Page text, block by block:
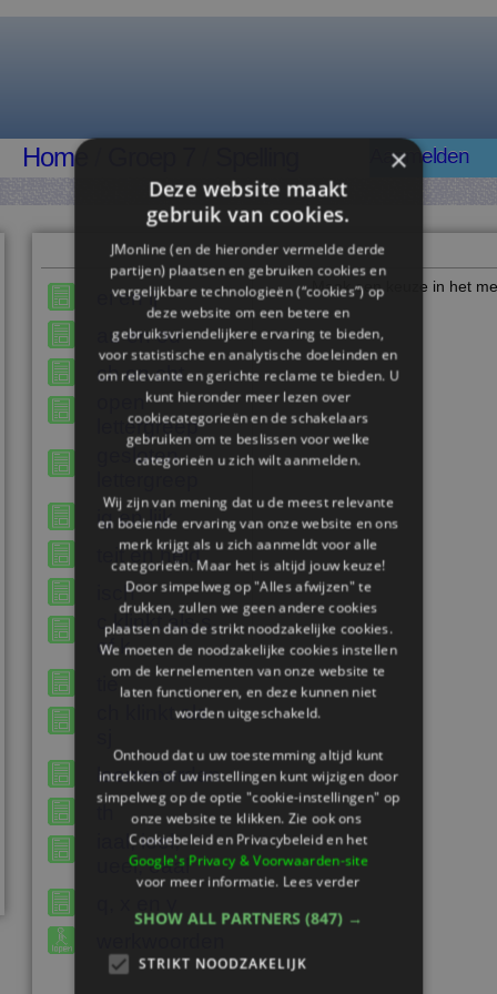
Home Aanmelden
ei en ij
au en ou
ch en cht
lettergreep
gesloten
ig en lijk
teit en heid
isch
c klinkt als s
of k
tie
ch klinkt als
leenwoorden
iaal, ieel,
ueel, eaal
Maak een keuze in het
×
Deze website maakt
gebruik van cookies.
JMonline (en de hieronder vermelde derde
partijen) plaatsen en gebruiken cookies en
vergelijkbare technologieën (“cookies”) op
deze website om een ​​betere en
gebruiksvriendelijkere ervaring te bieden,
voor statistische en analytische doeleinden en
om relevante en gerichte reclame te bieden. U
kunt hieronder meer lezen over
cookiecategorieën en de schakelaars
gebruiken om te beslissen voor welke
categorieën u zich wilt aanmelden.
Wij zijn van mening dat u de meest relevante
en boeiende ervaring van onze website en ons
merk krijgt als u zich aanmeldt voor alle
categorieën. Maar het is altijd jouw keuze!
Door simpelweg op "Alles afwijzen" te
drukken, zullen we geen andere cookies
plaatsen dan de strikt noodzakelijke cookies.
We moeten de noodzakelijke cookies instellen
om de kernelementen van onze website te
laten functioneren, en deze kunnen niet
worden uitgeschakeld.
Onthoud dat u uw toestemming altijd kunt
intrekken of uw instellingen kunt wijzigen door
simpelweg op de optie "cookie-instellingen" op
onze website te klikken. Zie ook ons ​​
Cookiebeleid en Privacybeleid en het
Google's Privacy & Voorwaarden-site
voor meer informatie.Lees verder
SHOW ALL PARTNERS (847) →
STRIKT NOODZAKELIJK